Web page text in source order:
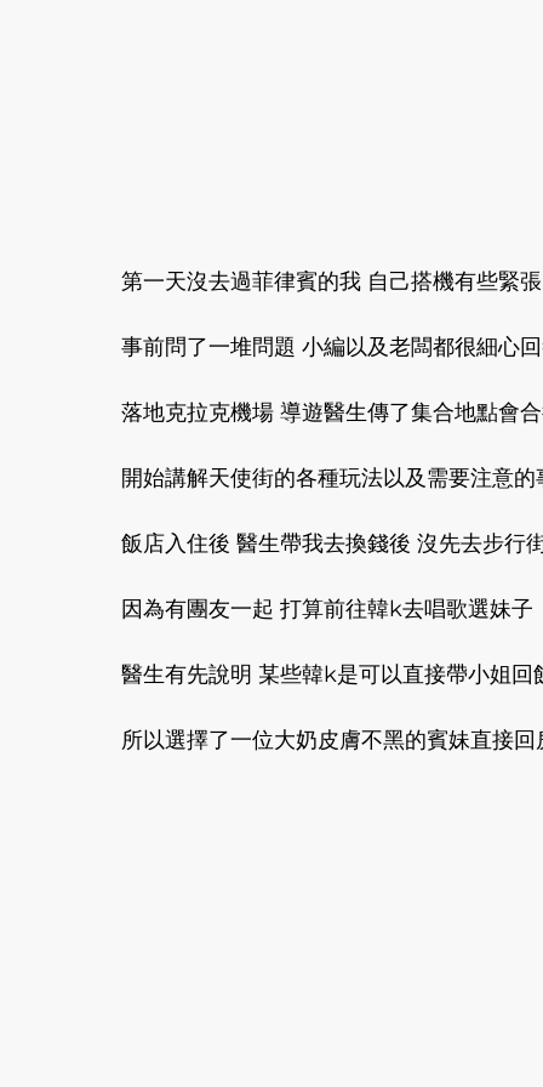
第一天沒去過菲律賓的我 自己搭機有些緊張
事前問了一堆問題 小編以及老闆都很細心
落地克拉克機場 導遊醫生傳了集合地點會
開始講解天使街的各種玩法以及需要注意的
飯店入住後 醫生帶我去換錢後 沒先去步行
因為有團友一起 打算前往韓k去唱歌選妹子
醫生有先說明 某些韓k是可以直接帶小姐回
所以選擇了一位大奶皮膚不黑的賓妹直接回